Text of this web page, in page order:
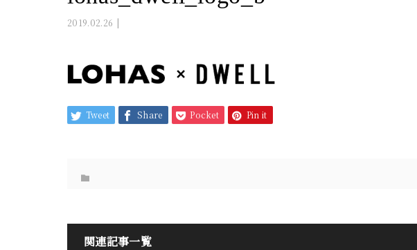
2019.02.26
Tweet Share Pocket Pin it
関連記事一覧